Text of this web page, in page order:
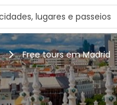
Free tours em Madrid